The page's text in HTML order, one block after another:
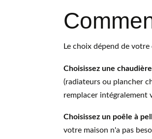
Le choix dépend de
Choisissez une
(radiateurs ou plancher
remplacer intégralement
Choisissez un poêle à
votre maison n'a pas